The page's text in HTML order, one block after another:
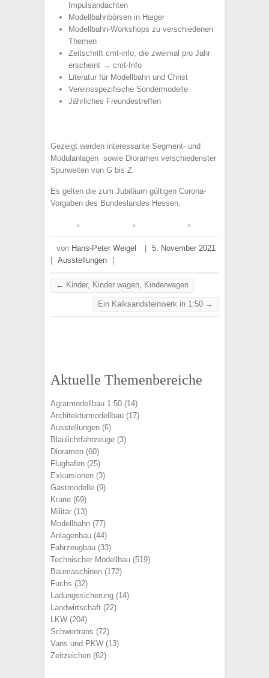
Impulsandachten
Modellbahnbörsen in Haiger
Modellbahn-Workshops zu verschiedenen
Themen
Zeitschrift cmt-info, die zweimal pro Jahr
erscheint → cmt-Info
Literatur für Modellbahn und Christ
Vereinsspezifische Sondermodelle
Jährliches Freundestreffen
Gezeigt werden interessante Segment- und
Modulanlagen sowie Dioramen verschiedenster
Spurweiten von G bis Z.
Es gelten die zum Jubiläum gültigen Corona-
Vorgaben des Bundeslandes Hessen.
von Hans-Peter Weigel
5. November 2021
Ausstellungen
← Kinder, Kinder wagen, Kinderwagen
Ein Kalksandsteinwerk in 1:50 →
Aktuelle Themenbereiche
Agrarmodellbau 1:50 (14)
Architekturmodellbau (17)
Ausstellungen (6)
Blaulichtfahrzeuge (3)
Dioramen (60)
Flughafen (25)
Exkursionen (3)
Gastmodelle (9)
Krane (69)
Militär (13)
Modellbahn (77)
Anlagenbau (44)
Fahrzeugbau (33)
Technischer Modellbau (519)
Baumaschinen (172)
Fuchs (32)
Ladungssicherung (14)
Landwirtschaft (22)
LKW (204)
Schwertrans (72)
Vans und PKW (13)
Zeitzeichen (62)